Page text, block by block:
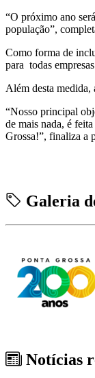
“O próximo ano
população”,
Como forma de
para todas
Além desta medida,
“Nosso principal
de mais nada, é
Grossa!”, finaliza a
Galeria
Notícias